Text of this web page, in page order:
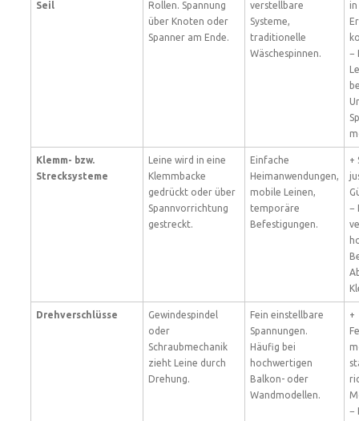
Seil
Rollen. Spannung
über Knoten oder
Spanner am Ende.
verstellbare
Systeme,
traditionelle
Wäschespinnen.
in
−
Klemm- bzw.
Strecksysteme
Leine wird in eine
Klemmbacke
gedrückt oder über
Spannvorrichtung
gestreckt.
Einfache
Heimanwendungen,
mobile Leinen,
temporäre
Befestigungen.
+
−
Drehverschlüsse
Gewindespindel
oder
Schraubmechanik
zieht Leine durch
Drehung.
Fein einstellbare
Spannungen.
Häufig bei
hochwertigen
Balkon- oder
Wandmodellen.
+
−